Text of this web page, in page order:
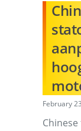
February